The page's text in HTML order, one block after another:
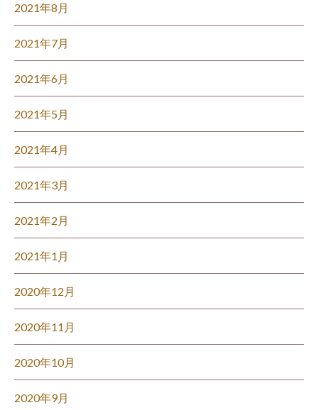
2021年8月
2021年7月
2021年6月
2021年5月
2021年4月
2021年3月
2021年2月
2021年1月
2020年12月
2020年11月
2020年10月
2020年9月